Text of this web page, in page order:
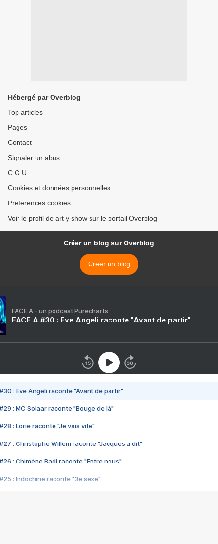
Hébergé par Overblog
Top articles
Pages
Contact
Signaler un abus
C.G.U.
Cookies et données personnelles
Préférences cookies
Voir le profil de art y show sur le portail Overblog
Créer un blog sur Overblog
Créer un blog
FACE A - un podcast Purecharts
FACE A #30 : Eve Angeli raconte "Avant de partir"
#30 : Eve Angeli raconte "Avant de partir"
#29 : MC Solaar raconte "Bouge de là"
#28 : Lorie raconte "Je vais vite"
#27 : Christophe Willem raconte "Jacques a dit"
#26 : Chimène Badi raconte "Entre nous"
#25 : Indochine raconte "3e sexe"